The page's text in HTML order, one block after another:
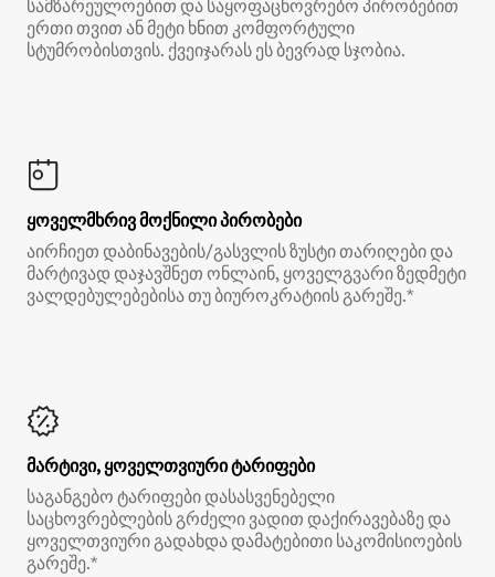
სამზარეულოებით და საყოფაცხოვრებო პირობებით
ერთი თვით ან მეტი ხნით კომფორტული
სტუმრობისთვის. ქვეიჯარას ეს ბევრად სჯობია.
ყოველმხრივ მოქნილი პირობები
აირჩიეთ დაბინავების/გასვლის ზუსტი თარიღები და
მარტივად დაჯავშნეთ ონლაინ, ყოველგვარი ზედმეტი
ვალდებულებებისა თუ ბიუროკრატიის გარეშე.*
მარტივი, ყოველთვიური ტარიფები
საგანგებო ტარიფები დასასვენებელი
საცხოვრებლების გრძელი ვადით დაქირავებაზე და
ყოველთვიური გადახდა დამატებითი საკომისიოების
გარეშე.*